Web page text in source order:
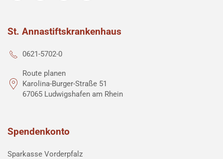
St. Annastiftskrankenhaus
0621-5702-0
Route planen
Karolina-Burger-Straße 51
67065 Ludwigshafen am Rhein
Spendenkonto
Sparkasse Vorderpfalz